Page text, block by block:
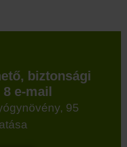
biztonsági
e-mail
95